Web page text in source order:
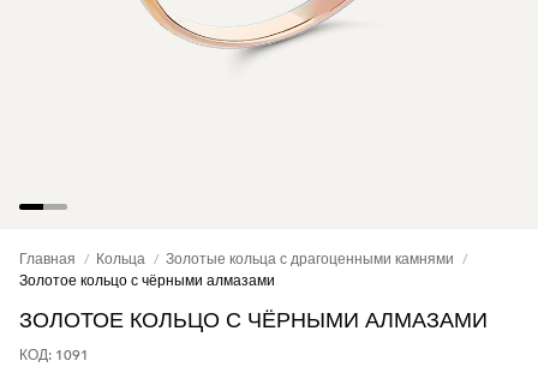
Главная Кольца
Золотые кольца с драгоценными камнями
Золотое кольцо с чёрными алмазами
ЗОЛОТОЕ КОЛЬЦО С ЧЁРНЫМИ АЛМАЗАМИ
КОД: 1091